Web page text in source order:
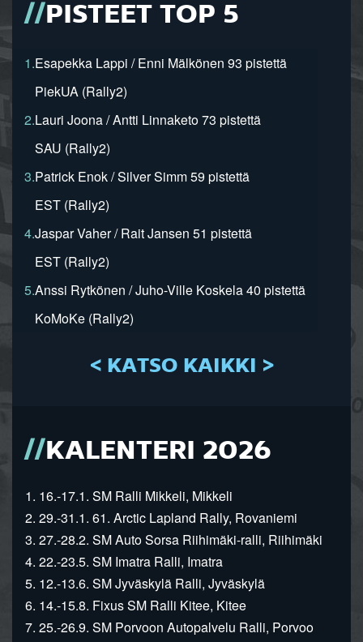
PISTEET TOP 5
1.Esapekka Lappi / Enni Mälkönen 93 pistettä
PiekUA (Rally2)
2.Lauri Joona / Antti Linnaketo 73 pistettä
SAU (Rally2)
3.Patrick Enok / Silver Simm 59 pistettä
EST (Rally2)
4.Jaspar Vaher / Rait Jansen 51 pistettä
EST (Rally2)
5.Anssi Rytkönen / Juho-Ville Koskela 40 pistettä
KoMoKe (Rally2)
< KATSO KAIKKI >
KALENTERI 2026
1. 16.-17.1. SM Ralli Mikkeli, Mikkeli
2. 29.-31.1. 61. Arctic Lapland Rally, Rovaniemi
3. 27.-28.2. SM Auto Sorsa Riihimäki-ralli, Riihimäki
4. 22.-23.5. SM Imatra Ralli, Imatra
5. 12.-13.6. SM Jyväskylä Ralli, Jyväskylä
6. 14.-15.8. Fixus SM Ralli Kitee, Kitee
7. 25.-26.9. SM Porvoon Autopalvelu Ralli, Porvoo